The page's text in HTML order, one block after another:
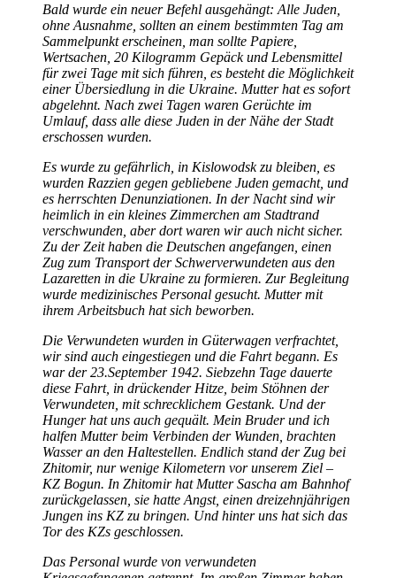
Bald wurde ein neuer Befehl ausgehängt: Alle Juden,
ohne Ausnahme, sollten an einem bestimmten Tag am
Sammelpunkt erscheinen, man sollte Papiere,
Wertsachen, 20 Kilogramm Gepäck und Lebensmittel
für zwei Tage mit sich führen, es besteht die Möglichkeit
einer Übersiedlung in die Ukraine. Mutter hat es sofort
abgelehnt. Nach zwei Tagen waren Gerüchte im
Umlauf, dass alle diese Juden in der Nähe der Stadt
erschossen wurden.
Es wurde zu gefährlich, in Kislowodsk zu bleiben, es
wurden Razzien gegen gebliebene Juden gemacht, und
es herrschten Denunziationen. In der Nacht sind wir
heimlich in ein kleines Zimmerchen am Stadtrand
verschwunden, aber dort waren wir auch nicht sicher.
Zu der Zeit haben die Deutschen angefangen, einen
Zug zum Transport der Schwerverwundeten aus den
Lazaretten in die Ukraine zu formieren. Zur Begleitung
wurde medizinisches Personal gesucht. Mutter mit
ihrem Arbeitsbuch hat sich beworben.
Die Verwundeten wurden in Güterwagen verfrachtet,
wir sind auch eingestiegen und die Fahrt begann. Es
war der 23.September 1942. Siebzehn Tage dauerte
diese Fahrt, in drückender Hitze, beim Stöhnen der
Verwundeten, mit schrecklichem Gestank. Und der
Hunger hat uns auch gequält. Mein Bruder und ich
halfen Mutter beim Verbinden der Wunden, brachten
Wasser an den Haltestellen. Endlich stand der Zug bei
Zhitomir, nur wenige Kilometern vor unserem Ziel –
KZ Bogun. In Zhitomir hat Mutter Sascha am Bahnhof
zurückgelassen, sie hatte Angst, einen dreizehnjährigen
Jungen ins KZ zu bringen. Und hinter uns hat sich das
Tor des KZs geschlossen.
Das Personal wurde von verwundeten